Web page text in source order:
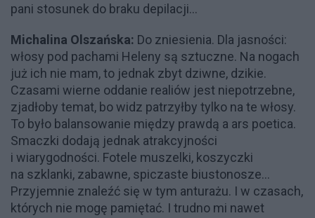
pani stosunek do braku depilacji…
Michalina Olszańska: Do zniesienia. Dla jasności:
włosy pod pachami Heleny są sztuczne. Na nogach
już ich nie mam, to jednak zbyt dziwne, dzikie.
Czasami wierne oddanie realiów jest niepotrzebne,
zjadłoby temat, bo widz patrzyłby tylko na te włosy.
To było balansowanie między prawdą a ars poetica.
Smaczki dodają jednak atrakcyjności
i wiarygodności. Fotele muszelki, koszyczki
na szklanki, zabawne, spiczaste biustonosze…
Przyjemnie znaleźć się w tym anturażu. I w czasach,
których nie mogę pamiętać. I trudno mi nawet